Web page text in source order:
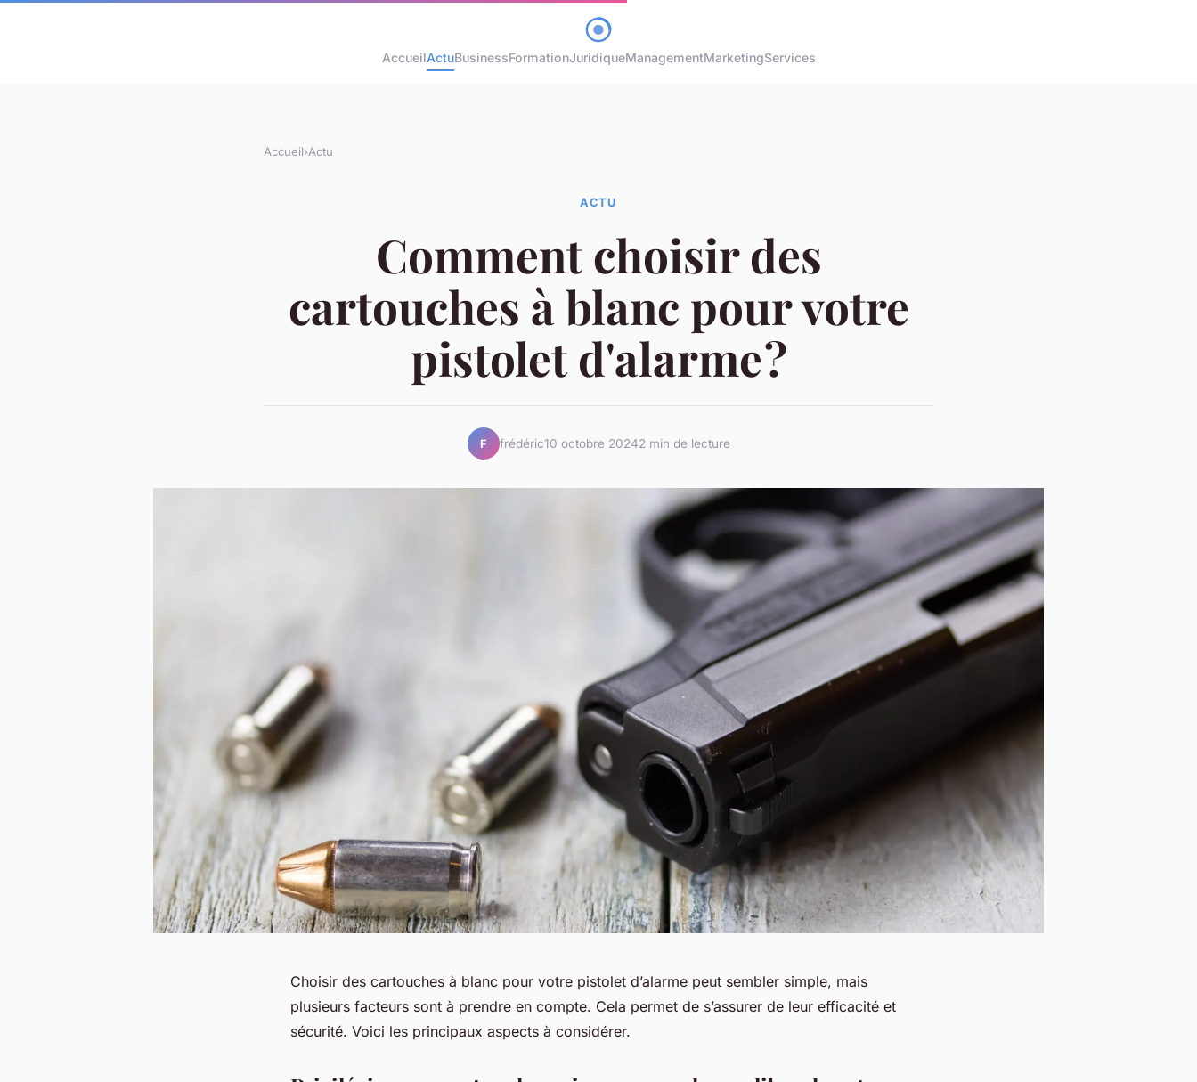
AccueilActuBusinessFormationJuridiqueManagementMarketingServices
Accueil›Actu
ACTU
Comment choisir des
cartouches à blanc pour votre
pistolet d'alarme ?
F frédéric10 octobre 20242 min de lecture
Choisir des cartouches à blanc pour votre pistolet d’alarme peut sembler simple, mais
plusieurs facteurs sont à prendre en compte. Cela permet de s’assurer de leur efficacité et
sécurité. Voici les principaux aspects à considérer.